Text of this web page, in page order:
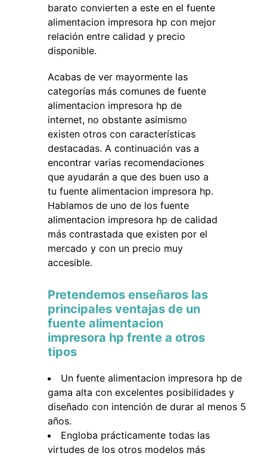
barato convierten a este en el fuente
alimentacion impresora hp con mejor
relación entre calidad y precio
disponible.
Acabas de ver mayormente las
categorías más comunes de fuente
alimentacion impresora hp de
internet, no obstante asimismo
existen otros con características
destacadas. A continuación vas a
encontrar varias recomendaciones
que ayudarán a que des buen uso a
tu fuente alimentacion impresora hp.
Hablamos de uno de los fuente
alimentacion impresora hp de calidad
más contrastada que existen por el
mercado y con un precio muy
accesible.
Pretendemos enseñaros las
principales ventajas de un
fuente alimentacion
impresora hp frente a otros
tipos
Un fuente alimentacion impresora hp de
gama alta con excelentes posibilidades y
diseñado con intención de durar al menos 5
años.
Engloba prácticamente todas las
virtudes de los otros modelos más